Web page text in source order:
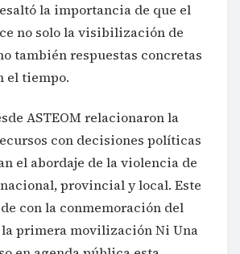
la importancia de que el
no solo la visibilización de
también respuestas concretas
el tiempo.
ASTEOM relacionaron la
con decisiones políticas
el abordaje de la violencia de
provincial y local. Este
con la conmemoración del
primera movilización Ni Una